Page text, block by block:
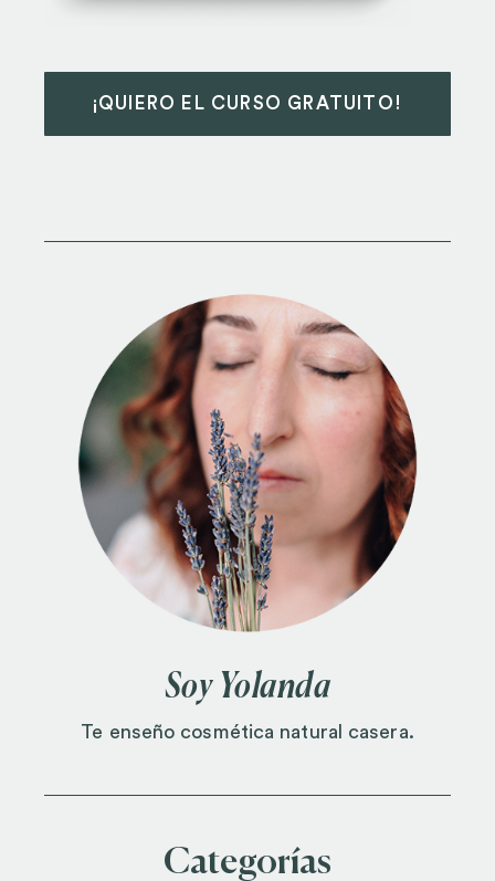
¡QUIERO EL CURSO GRATUITO!
Soy Yolanda
Te enseño cosmética natural casera.
Categorías